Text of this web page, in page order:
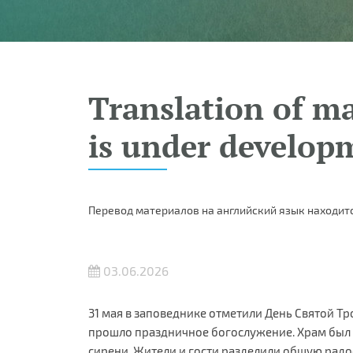
Translation of
is under
Перевод материалов на английский язык
03.06.2026
31 мая в заповеднике отметили День Святой
прошло праздничное богослужение. Храм